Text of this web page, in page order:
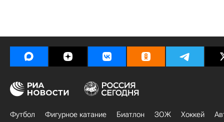
Футбол Фигурное катание Биатлон ЗОЖ Хоккей